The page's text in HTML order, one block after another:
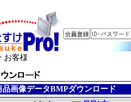
お客様
品画像データBMPダウンロード